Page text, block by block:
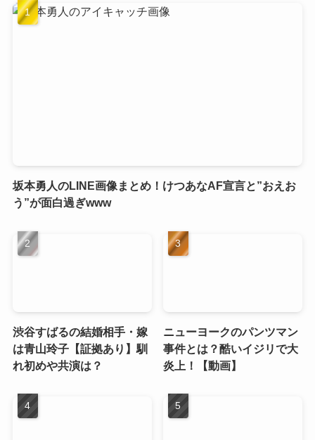
坂本勇人のLINE画像まとめ！けつあなAF宣言と”おえお
う”が面白過ぎwww
渋谷すばるの結婚相手・嫁
は青山玲子【証拠あり】馴
れ初めや共演は？
ニューヨークのパンツマン
事件とは？酷いイジリで大
炎上！【動画】